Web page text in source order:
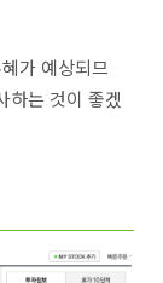
가 예상되므
하는 것이 좋겠